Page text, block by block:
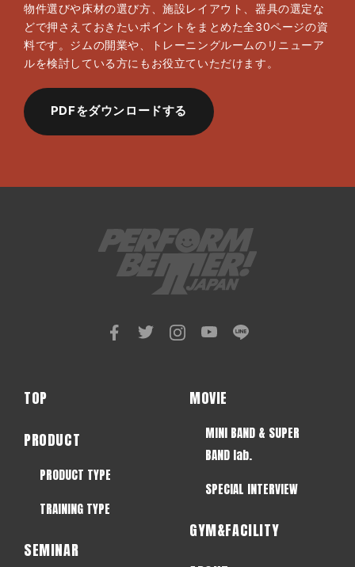
物件選びや床材の選び方、施設レイアウト、器具の選定な
どで押さえておきたいポイントをまとめた全30ページの資
料です。ジムの開業や、トレーニングルームのリニューア
ルを検討している方にもお役立ていただけます。
PDFをダウンロードする
TOP
PRODUCT
PRODUCT TYPE
TRAINING TYPE
SEMINAR
MOVIE
MINI BAND & SUPER
BAND lab.
SPECIAL INTERVIEW
GYM&FACILITY